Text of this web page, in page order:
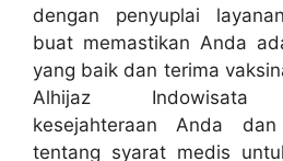
dengan penyuplai
buat memastikan Anda
yang baik dan terima
Alhijaz Indowisata
kesejahteraan Anda
tentang syarat medis